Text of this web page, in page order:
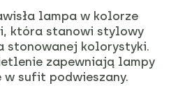
lampa w kolorze
która stanowi stylowy
stonowanej kolorystyki.
zapewniają lampy
w sufit podwieszany.